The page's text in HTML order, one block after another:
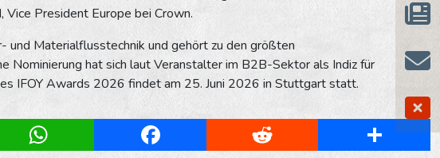
President Europe bei Crown.
und Materialflusstechnik und gehört zu den größten
hat sich laut Veranstalter im B2B-Sektor als Indiz für
IFOY Awards 2026 findet am 25. Juni 2026 in Stuttgart statt.
WhatsApp Facebook Reddit Share